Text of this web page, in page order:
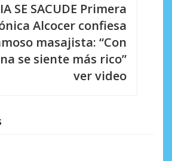
SE SACUDE Primera
Alcocer confiesa
masajista: “Con
se siente más rico”
ver video